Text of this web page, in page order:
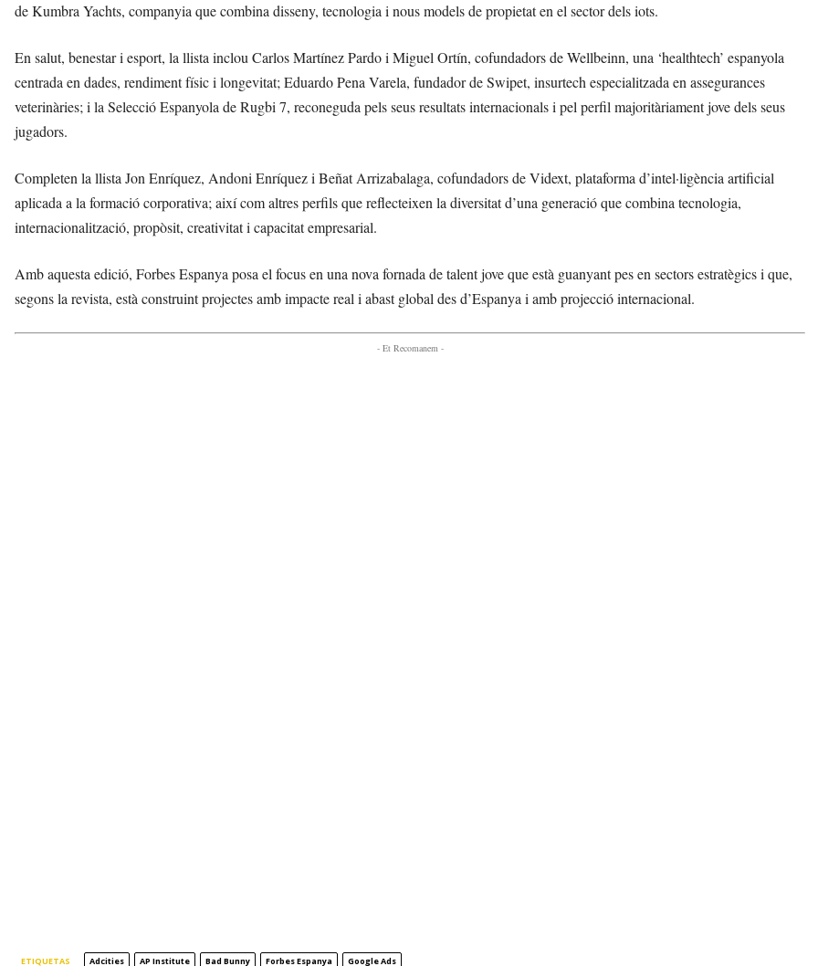
de Kumbra Yachts, companyia que combina disseny, tecnologia i nous models de propietat en el sector dels iots.
En salut, benestar i esport, la llista inclou Carlos Martínez Pardo i Miguel Ortín, cofundadors de Wellbeinn, una ‘healthtech’ espanyola
centrada en dades, rendiment físic i longevitat; Eduardo Pena Varela, fundador de Swipet, insurtech especialitzada en assegurances
veterinàries; i la Selecció Espanyola de Rugbi 7, reconeguda pels seus resultats internacionals i pel perfil majoritàriament jove dels seus
jugadors.
Completen la llista Jon Enríquez, Andoni Enríquez i Beñat Arrizabalaga, cofundadors de Vidext, plataforma d’intel·ligència artificial
aplicada a la formació corporativa; així com altres perfils que reflecteixen la diversitat d’una generació que combina tecnologia,
internacionalització, propòsit, creativitat i capacitat empresarial.
Amb aquesta edició, Forbes Espanya posa el focus en una nova fornada de talent jove que està guanyant pes en sectors estratègics i que,
segons la revista, està construint projectes amb impacte real i abast global des d’Espanya i amb projecció internacional.
- Et Recomanem -
ETIQUETAS Adcities AP Institute Bad Bunny Forbes Espanya Google Ads